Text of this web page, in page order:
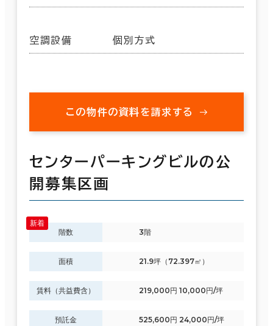
空調設備 個別方式
この物件の資料を請求する
センターパーキングビルの公
開募集区画
階数 3階
面積 21.9坪（72.397㎡）
賃料（共益費含） 219,000円 10,000円/坪
預託金 525,600円 24,000円/坪